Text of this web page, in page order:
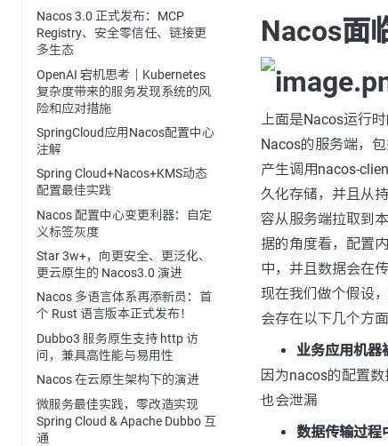
Nacos 3.0 正式发布：MCP
Registry、安全零信任、链接更
多生态
OpenAI 宕机思考｜Kubernetes
复杂度带来的服务发现系统的风
险和应对措施
SpringCloud应用Nacos配置中心
注解
Spring Cloud+Nacos+KMS动态
配置最佳实践
Nacos 配置中心变更利器：自定
义标签灰度
Star 3w+，向更安全、更泛化、
更云原生的 Nacos3.0 演进
Nacos 多语言体系再添新员：首
个 Rust 语言版本正式发布！
Dubbo3 服务原生支持 http 访
问，兼具高性能与易用性
Nacos 在云原生架构下的演进
微服务最佳实践，零改造实现
Spring Cloud & Apache Dubbo 互
通
Nacos面
上面是Nacos运行
Nacos的服务端，
产生调用nacos-
久化存储，并且从
容从服务端拉取到
据的角度看，配置
中，并且数据会在
现在我们做个假设
会存在以下几个方面
业务应用机器
因为nacos的配置
也会泄漏
数据传输过程